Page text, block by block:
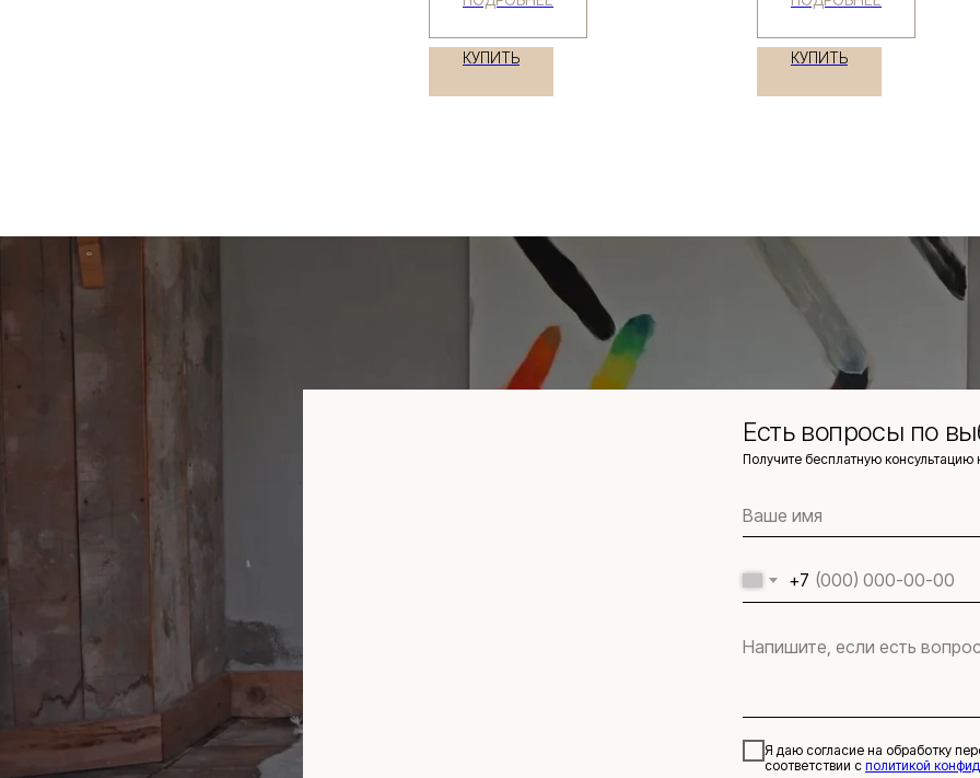
КУПИТЬ КУПИТЬ
+7
Я даю согласие на обработку
соответствии с политикой
Получите бесплатную
Есть вопросы по